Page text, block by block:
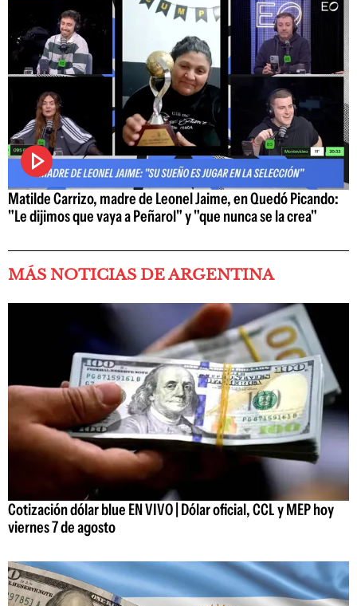
Matilde Carrizo, madre de Leonel Jaime, en Quedó Picando:
"Le dijimos que vaya a Peñarol" y "que nunca se la crea"
MÁS NOTICIAS DE ARGENTINA
Cotización dólar blue EN VIVO | Dólar oficial, CCL y MEP hoy
viernes 7 de agosto